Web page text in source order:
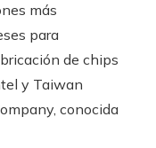
más
para
de chips
y Taiwan
conocida